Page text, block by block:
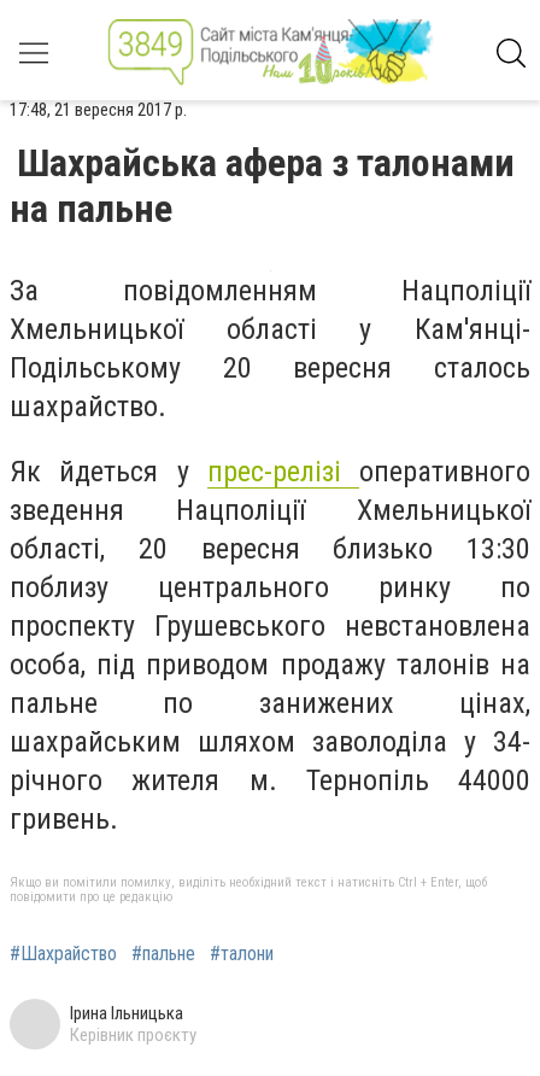
17:48, 21 вересня 2017 р.
Шахрайська афера з талонами
на пальне
За повідомленням Нацполіції
Хмельницької області у Кам'янці-
Подільському 20 вересня сталось
шахрайство.
Як йдеться у прес-релізі оперативного
зведення Нацполіції Хмельницької
області, 20 вересня близько 13:30
поблизу центрального ринку по
проспекту Грушевського невстановлена
особа, під приводом продажу талонів на
пальне по занижених цінах,
шахрайським шляхом заволоділа у 34-
річного жителя м. Тернопіль 44000
гривень.
Якщо ви помітили помилку, виділіть необхідний текст і натисніть Ctrl + Enter, щоб
повідомити про це редакцію
#Шахрайство #пальне #талони
Ірина Ільницька
Керівник проєкту